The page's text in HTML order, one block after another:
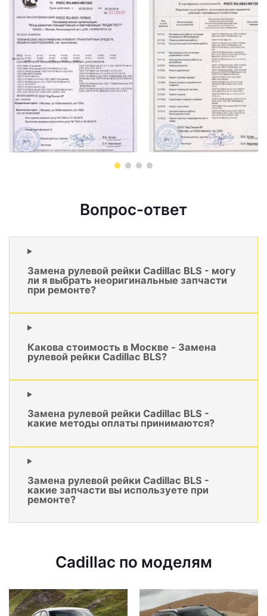
Вопрос-ответ
Замена рулевой рейки Cadillac BLS - могу
ли я выбрать неоригинальные запчасти
при ремонте?
Какова стоимость в Москве - Замена
рулевой рейки Cadillac BLS?
Замена рулевой рейки Cadillac BLS -
какие методы оплаты принимаются?
Замена рулевой рейки Cadillac BLS -
какие запчасти вы используете при
ремонте?
Cadillac по моделям